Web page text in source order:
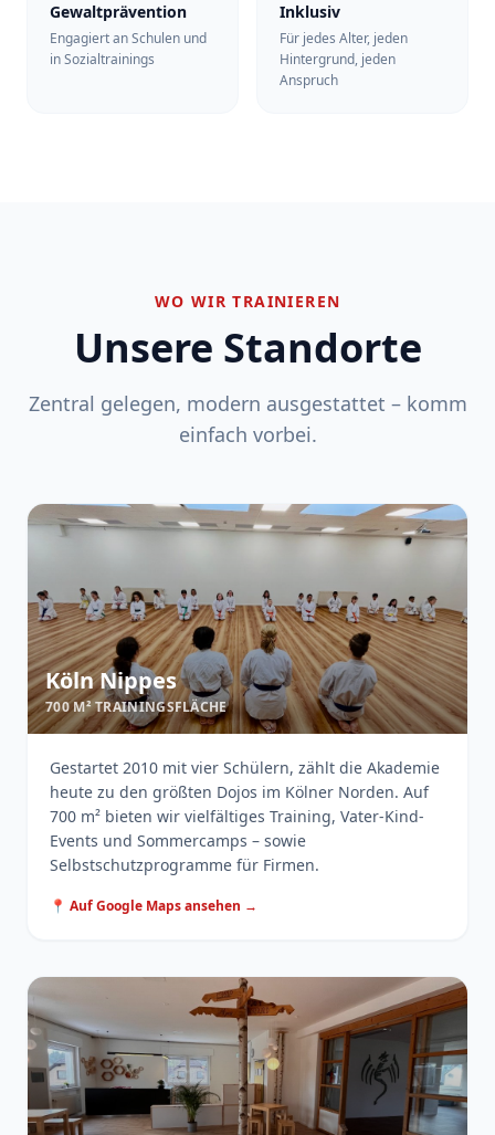
Gewaltprävention
Engagiert an Schulen und
in Sozialtrainings
Inklusiv
Für jedes Alter, jeden
Hintergrund, jeden
Anspruch
WO WIR TRAINIEREN
Unsere Standorte
Zentral gelegen, modern ausgestattet – komm
einfach vorbei.
Köln Nippes
700 M² TRAININGSFLÄCHE
Gestartet 2010 mit vier Schülern, zählt die Akademie
heute zu den größten Dojos im Kölner Norden. Auf
700 m² bieten wir vielfältiges Training, Vater-Kind-
Events und Sommercamps – sowie
Selbstschutzprogramme für Firmen.
📍 Auf Google Maps ansehen →